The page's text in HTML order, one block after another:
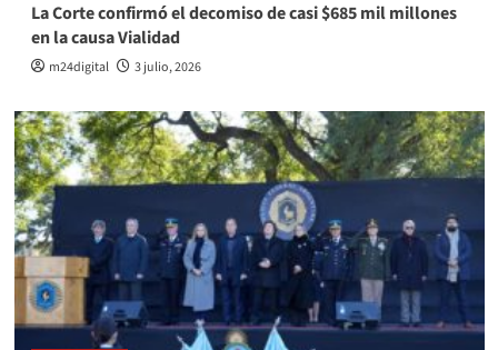
La Corte confirmó el decomiso de casi $685 mil millones
en la causa Vialidad
m24digital 3 julio, 2026